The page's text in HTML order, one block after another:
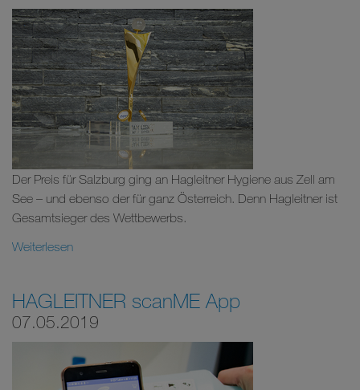
Der Preis für Salzburg ging an Hagleitner Hygiene aus Zell am
See – und ebenso der für ganz Österreich. Denn Hagleitner ist
Gesamtsieger des Wettbewerbs.
Weiterlesen
HAGLEITNER scanME App
07.05.2019